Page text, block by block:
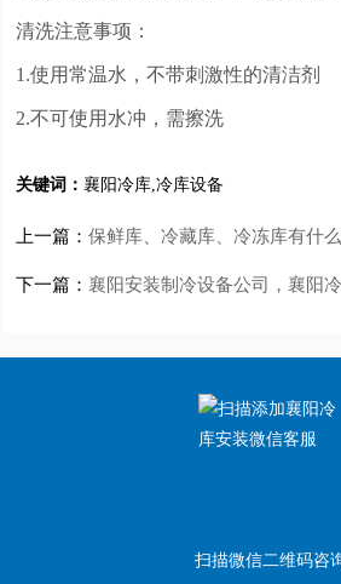
清洗注意事项：
1.使用常温水，不带刺激性的清洁剂
2.不可使用水冲，需擦洗
关键词： 襄阳冷库,冷库设备
上一篇： 保鲜库、冷藏库、冷冻库有什
下一篇： 襄阳安装制冷设备公司，襄阳
扫描微信二维码咨